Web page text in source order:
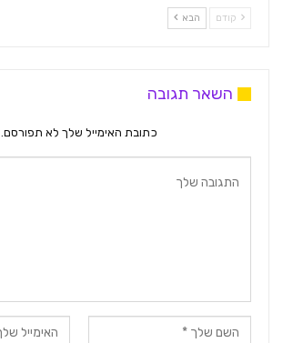
קודם הבא
השאר תגובה
כתובת האימייל שלך לא תפורסם.